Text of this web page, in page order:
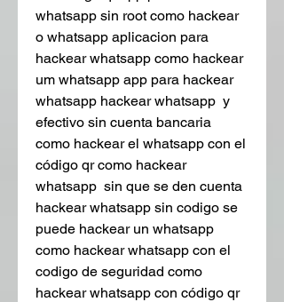
whatsapp sin root como hackear
o whatsapp aplicacion para
hackear whatsapp como hackear
um whatsapp app para hackear
whatsapp hackear whatsapp  y
efectivo sin cuenta bancaria
como hackear el whatsapp con el
código qr como hackear
whatsapp  sin que se den cuenta
hackear whatsapp sin codigo se
puede hackear un whatsapp
como hackear whatsapp con el
codigo de seguridad como
hackear whatsapp con código qr